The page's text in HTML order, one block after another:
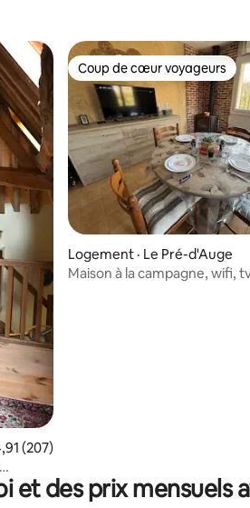
moyenne de 4,91 sur 5, 207
(207)
Coup de cœur voyageurs
Coup de cœur voyageurs
Logement · Le Pré-d'Auge
Maison à la campagne, wifi,
et des prix mensuels